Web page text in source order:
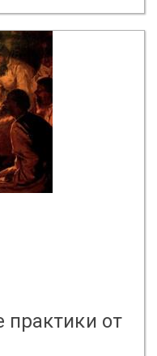
практики от